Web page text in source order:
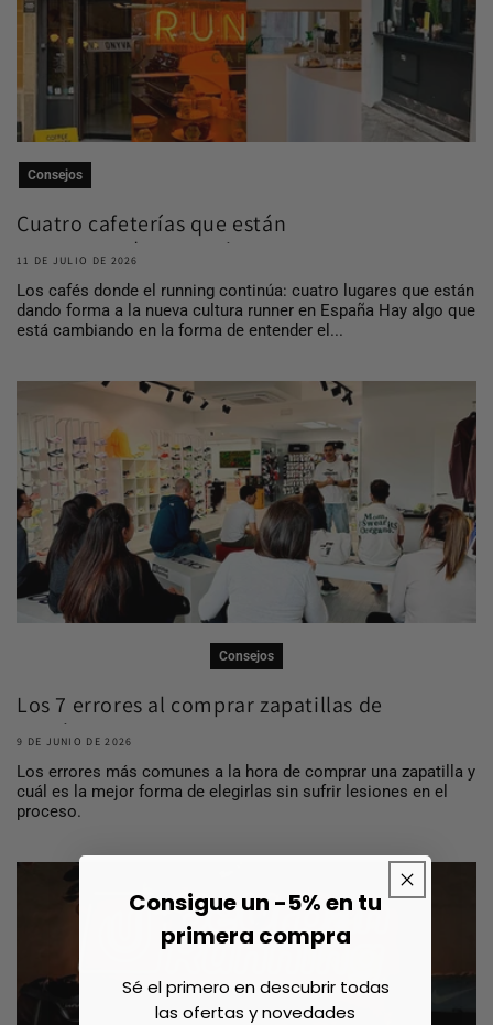
Consejos
Cuatro cafeterías que están
construyendo comuni...
11 DE JULIO DE 2026
Los cafés donde el running continúa: cuatro lugares que están
dando forma a la nueva cultura runner en España Hay algo que
está cambiando en la forma de entender el...
Consejos
Los 7 errores al comprar zapatillas de
running ...
9 DE JUNIO DE 2026
Los errores más comunes a la hora de comprar una zapatilla y
cuál es la mejor forma de elegirlas sin sufrir lesiones en el
proceso.
Consigue un -5% en tu
primera compra
Sé el primero en descubrir todas
las ofertas y novedades